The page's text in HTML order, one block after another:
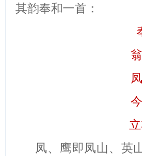
其韵奉和一首：
凤、鹰即凤山、英山